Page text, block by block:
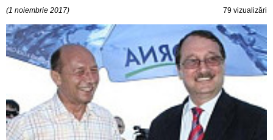
(1 noiembrie 2017) 79 vizualizări